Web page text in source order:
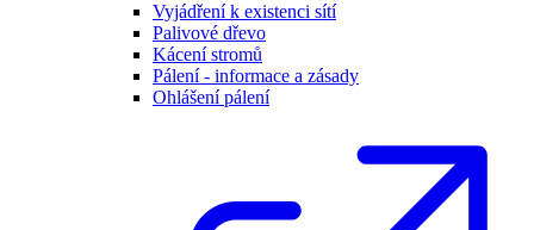
Vyjádření k existenci sítí
Palivové dřevo
Kácení stromů
Pálení - informace a zásady
Ohlášení pálení